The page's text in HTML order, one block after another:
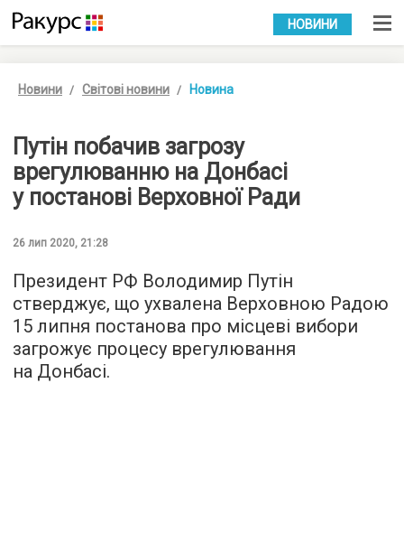
УКР РУС
НОВИНИ
Новини Світові новини Новина
Путін побачив загрозу
врегулюванню на Донбасі
у постанові Верховної Ради
26 лип 2020, 21:28
Президент РФ Володимир Путін
стверджує, що ухвалена Верховною Радою
15 липня постанова про місцеві вибори
загрожує процесу врегулювання
на Донбасі.